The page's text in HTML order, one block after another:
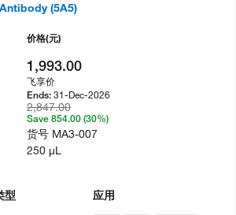
(5A5)
型
应用
价格(元)
1,993.00
飞享价
Ends:31-Dec-2026
2,847.00
Save 854.00 (30%)
货号 MA3-007
250 µL